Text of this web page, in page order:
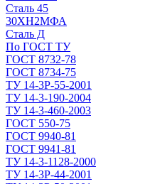
Сталь 45
30ХН2МФА
Сталь Д
По ГОСТ ТУ
ГОСТ 8732-78
ГОСТ 8734-75
ТУ 14-3Р-55-2001
ТУ 14-3-190-2004
ТУ 14-3-460-2003
ГОСТ 550-75
ГОСТ 9940-81
ГОСТ 9941-81
ТУ 14-3-1128-2000
ТУ 14-3Р-44-2001